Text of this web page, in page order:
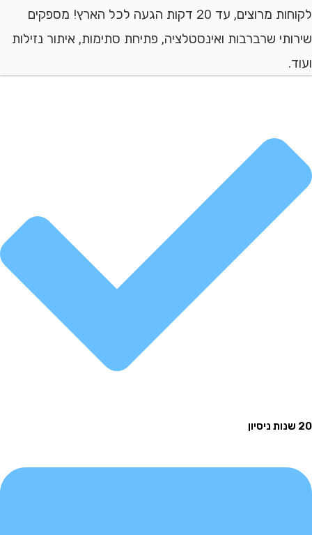
לקוחות מרוצים, עד 20 דקות הגעה לכל הארץ! מספקים
שרברבות ואינסטלציה, פתיחת סתימות, איתור נזילות